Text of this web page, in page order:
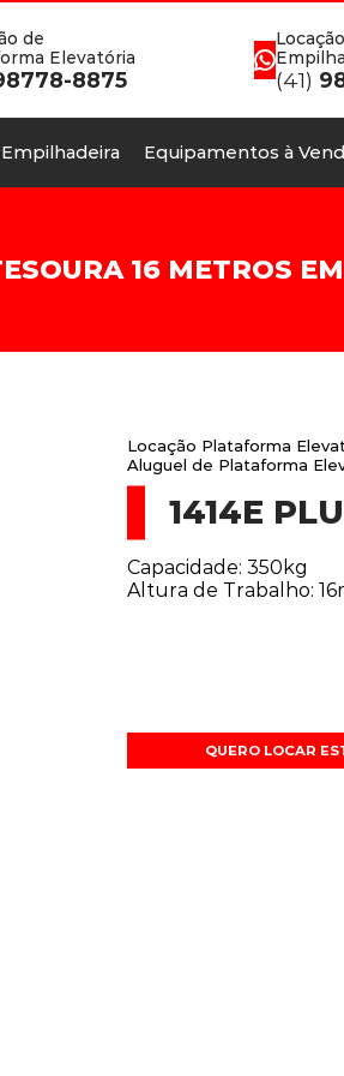
de
Elevatória
8875 (41)
Equipamentos à
16 METROS
Locação Plataforma
Aluguel de Plataforma
1414E
Capacidade: 350kg
Altura de Trabalho:
QUERO LOCAR